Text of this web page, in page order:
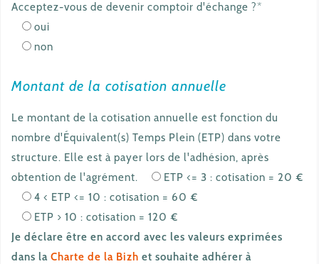
Acceptez-vous de devenir comptoir d'échange ?*
oui
non
Montant de la cotisation annuelle
Le montant de la cotisation annuelle est fonction du
nombre d'Équivalent(s) Temps Plein (ETP) dans votre
structure. Elle est à payer lors de l'adhésion, après
obtention de l'agrément.
ETP <= 3 : cotisation = 20 €
4 < ETP <= 10 : cotisation = 60 €
ETP > 10 : cotisation = 120 €
Je déclare être en accord avec les valeurs exprimées
dans la Charte de la Bizh et souhaite adhérer à